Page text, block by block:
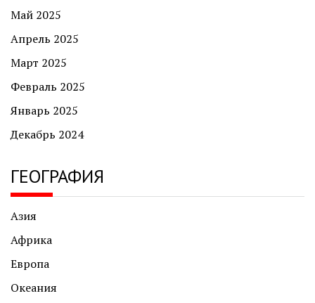
Май 2025
Апрель 2025
Март 2025
Февраль 2025
Январь 2025
Декабрь 2024
ГЕОГРАФИЯ
Азия
Африка
Европа
Океания